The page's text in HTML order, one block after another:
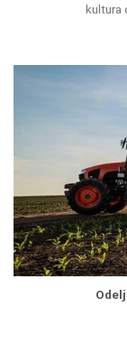
kultura